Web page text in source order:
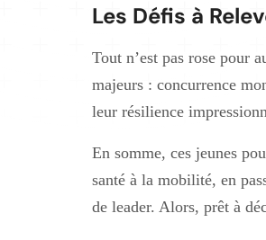
Les Défis à
Tout n’est pas rose pour
majeurs : concurrence
leur résilience
En somme, ces jeunes
santé à la mobilité, en
de leader. Alors, prêt à